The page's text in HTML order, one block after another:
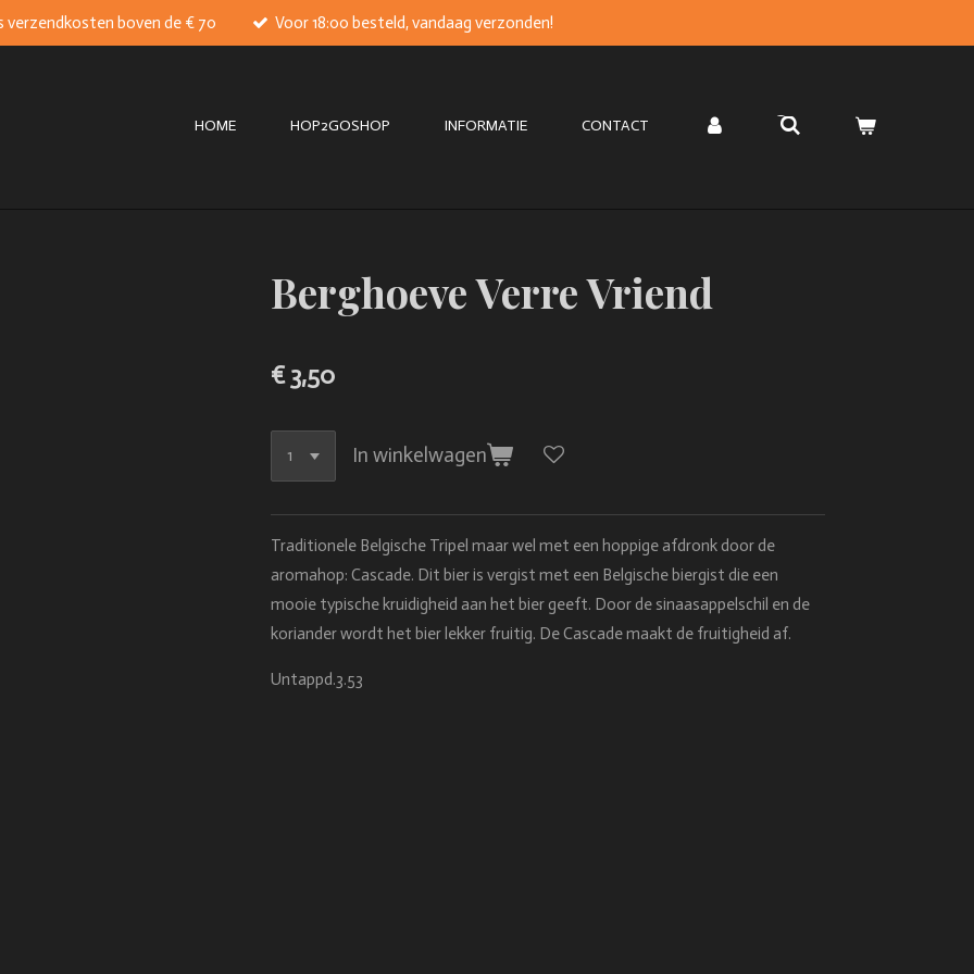
verzendkosten boven de € 70 Voor 18:00 besteld, vandaag verzonden!
HOME HOP2GOSHOP INFORMATIE CONTACT
Berghoeve Verre Vriend
€ 3,50
In winkelwagen
Traditionele Belgische Tripel maar wel met een hoppige afdronk door de
aromahop: Cascade. Dit bier is vergist met een Belgische biergist die een
mooie typische kruidigheid aan het bier geeft. Door de sinaasappelschil en de
koriander wordt het bier lekker fruitig. De Cascade maakt de fruitigheid af.
Untappd.3.53